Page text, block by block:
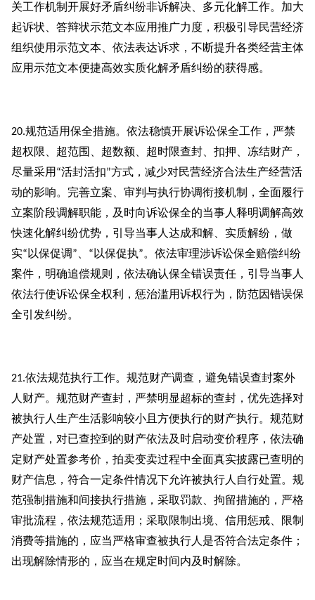
关工作机制开展好矛盾纠纷非诉解决、多元化解工作。加大
起诉状、答辩状示范文本应用推广力度，积极引导民营经济
组织使用示范文本、依法表达诉求，不断提升各类经营主体
应用示范文本便捷高效实质化解矛盾纠纷的获得感。
20.规范适用保全措施。依法稳慎开展诉讼保全工作，严禁
超权限、超范围、超数额、超时限查封、扣押、冻结财产，
尽量采用 “活封活扣”方式，减少对民营经济合法生产经营活
动的影响。完善立案、审判与执行协调衔接机制，全面履行
立案阶段调解职能，及时向诉讼保全的当事人释明调解高效
快速化解纠纷优势，引导当事人达成和解、实质解纷，做
实“以保促调”、 “以保促执”。依法审理涉诉讼保全赔偿纠纷
案件，明确追偿规则，依法确认保全错误责任，引导当事人
依法行使诉讼保全权利，惩治滥用诉权行为，防范因错误保
全引发纠纷。
21.依法规范执行工作。规范财产调查，避免错误查封案外
人财产。规范财产查封，严禁明显超标的查封，优先选择对
被执行人生产生活影响较小且方便执行的财产执行。规范财
产处置，对已查控到的财产依法及时启动变价程序，依法确
定财产处置参考价，拍卖变卖过程中全面真实披露已查明的
财产信息，符合一定条件情况下允许被执行人自行处置。规
范强制措施和间接执行措施，采取罚款、拘留措施的，严格
审批流程，依法规范适用；采取限制出境、信用惩戒、限制
消费等措施的，应当严格审查被执行人是否符合法定条件；
出现解除情形的，应当在规定时间内及时解除。